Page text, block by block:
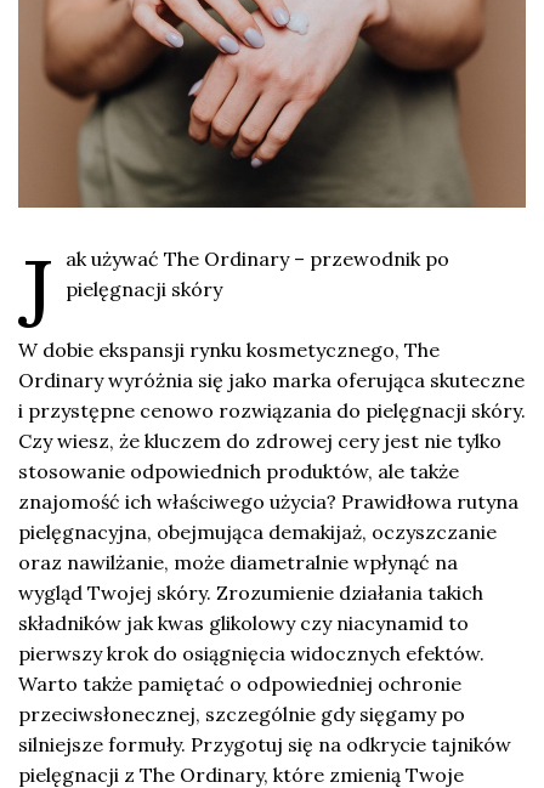
J
ak używać The Ordinary – przewodnik po
pielęgnacji skóry
W dobie ekspansji rynku kosmetycznego, The
Ordinary wyróżnia się jako marka oferująca skuteczne
i przystępne cenowo rozwiązania do pielęgnacji skóry.
Czy wiesz, że kluczem do zdrowej cery jest nie tylko
stosowanie odpowiednich produktów, ale także
znajomość ich właściwego użycia? Prawidłowa rutyna
pielęgnacyjna, obejmująca demakijaż, oczyszczanie
oraz nawilżanie, może diametralnie wpłynąć na
wygląd Twojej skóry. Zrozumienie działania takich
składników jak kwas glikolowy czy niacynamid to
pierwszy krok do osiągnięcia widocznych efektów.
Warto także pamiętać o odpowiedniej ochronie
przeciwsłonecznej, szczególnie gdy sięgamy po
silniejsze formuły. Przygotuj się na odkrycie tajników
pielęgnacji z The Ordinary, które zmienią Twoje